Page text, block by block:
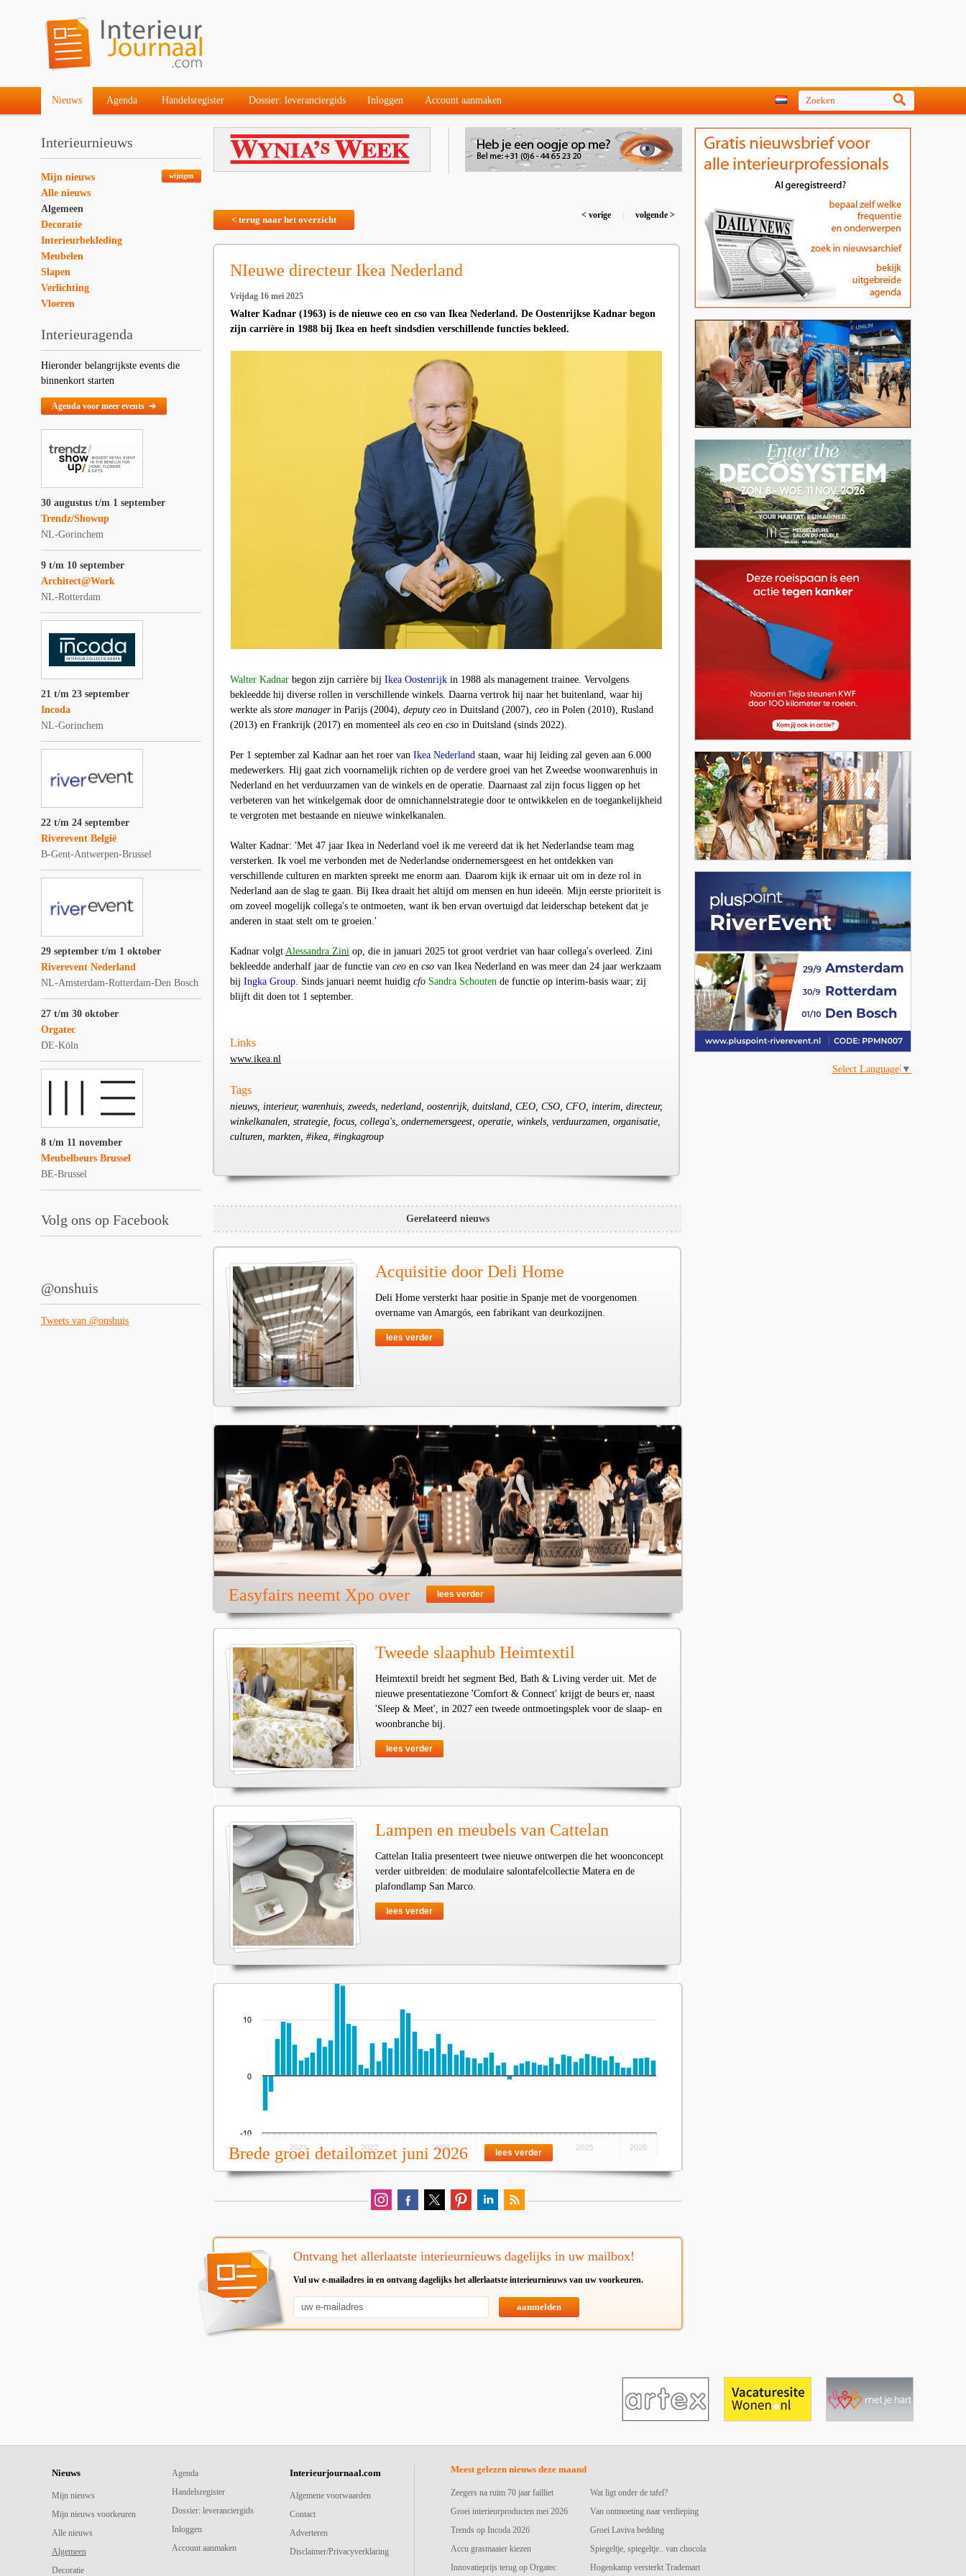
Nieuws Agenda Handelsregister Dossier: leveranciergids Inloggen Account aanmaken
Interieurnieuws
wijzigen
Mijn nieuws
Alle nieuws
Algemeen
Decoratie
Interieurbekleding
Meubelen
Slapen
Verlichting
Vloeren
Interieuragenda
Hieronder belangrijkste events die
binnenkort starten
Agenda voor meer events ➔
30 augustus t/m 1 september
Trendz/Showup
NL-Gorinchem
9 t/m 10 september
Architect@Work
NL-Rotterdam
21 t/m 23 september
Incoda
NL-Gorinchem
22 t/m 24 september
Riverevent België
B-Gent-Antwerpen-Brussel
29 september t/m 1 oktober
Riverevent Nederland
NL-Amsterdam-Rotterdam-Den Bosch
27 t/m 30 oktober
Orgatec
DE-Köln
8 t/m 11 november
Meubelbeurs Brussel
BE-Brussel
Volg ons op Facebook
@onshuis
Tweets van @onshuis
< terug naar het overzicht < vorige volgende >
NIeuwe directeur Ikea Nederland
Vrijdag 16 mei 2025
Walter Kadnar (1963) is de nieuwe ceo en cso van Ikea Nederland. De Oostenrijkse Kadnar begon
zijn carrière in 1988 bij Ikea en heeft sindsdien verschillende functies bekleed.
Walter Kadnar begon zijn carrière bij Ikea Oostenrijk in 1988 als management trainee. Vervolgens
bekleedde hij diverse rollen in verschillende winkels. Daarna vertrok hij naar het buitenland, waar hij
werkte als store managerin Parijs (2004), deputy ceo in Duitsland (2007), ceo in Polen (2010), Rusland
(2013) en Frankrijk (2017) en momenteel als ceo en cso in Duitsland (sinds 2022).
Per 1 september zal Kadnar aan het roer van Ikea Nederland staan, waar hij leiding zal geven aan 6.000
medewerkers. Hij gaat zich voornamelijk richten op de verdere groei van het Zweedse woonwarenhuis in
Nederland en het verduurzamen van de winkels en de operatie. Daarnaast zal zijn focus liggen op het
verbeteren van het winkelgemak door de omnichannelstrategie door te ontwikkelen en de toegankelijkheid
te vergroten met bestaande en nieuwe winkelkanalen.
Walter Kadnar: 'Met 47 jaar Ikea in Nederland voel ik me vereerd dat ik het Nederlandse team mag
versterken. Ik voel me verbonden met de Nederlandse ondernemersgeest en het ontdekken van
verschillende culturen en markten spreekt me enorm aan. Daarom kijk ik ernaar uit om in deze rol in
Nederland aan de slag te gaan. Bij Ikea draait het altijd om mensen en hun ideeën. Mijn eerste prioriteit is
om zoveel mogelijk collega's te ontmoeten, want ik ben ervan overtuigd dat leiderschap betekent dat je
anderen in staat stelt om te groeien.'
Kadnar volgt Alessandra Zini op, die in januari 2025 tot groot verdriet van haar collega's overleed. Zini
bekleedde anderhalf jaar de functie van ceo en cso van Ikea Nederland en was meer dan 24 jaar werkzaam
bij Ingka Group. Sinds januari neemt huidig cfo Sandra Schouten de functie op interim-basis waar; zij
blijft dit doen tot 1 september.
Links
www.ikea.nl
Tags
nieuws, interieur, warenhuis, zweeds, nederland, oostenrijk, duitsland, CEO, CSO, CFO, interim, directeur,
winkelkanalen, strategie, focus, collega's, ondernemersgeest, operatie, winkels, verduurzamen, organisatie,
culturen, markten, #ikea, #ingkagroup
Gerelateerd nieuws
Acquisitie door Deli Home
Deli Home versterkt haar positie in Spanje met de voorgenomen
overname van Amargós, een fabrikant van deurkozijnen.
lees verder
Easyfairs neemt Xpo over lees verder
Tweede slaaphub Heimtextil
Heimtextil breidt het segment Bed, Bath & Living verder uit. Met de
nieuwe presentatiezone 'Comfort & Connect' krijgt de beurs er, naast
'Sleep & Meet', in 2027 een tweede ontmoetingsplek voor de slaap- en
woonbranche bij.
lees verder
Lampen en meubels van Cattelan
Cattelan Italia presenteert twee nieuwe ontwerpen die het woonconcept
verder uitbreiden: de modulaire salontafelcollectie Matera en de
plafondlamp San Marco.
lees verder
Brede groei detailomzet juni 2026 lees verder
Ontvang het allerlaatste interieurnieuws dagelijks in uw mailbox!
Vul uw e-mailadres in en ontvang dagelijks het allerlaatste interieurnieuws van uw voorkeuren.
aanmelden
Select Language ▼
Nieuws
Mijn nieuws
Mijn nieuws voorkeuren
Alle nieuws
Algemeen
Decoratie
Agenda
Handelsregister
Dossier: leveranciergids
Inloggen
Account aanmaken
Interieurjournaal.com
Algemene voorwaarden
Contact
Adverteren
Disclaimer/Privacyverklaring
Meest gelezen nieuws deze maand
Zeegers na ruim 70 jaar failliet
Groei interieurproducten mei 2026
Trends op Incoda 2026
Accu grasmaaier kiezen
Innovatieprijs terug op Orgatec
Wat ligt onder de tafel?
Van ontmoeting naar verdieping
Groei Laviva bedding
Spiegeltje, spiegeltje.. van chocola
Hogenkamp versterkt Trademart